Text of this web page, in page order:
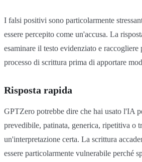
I falsi positivi sono particolarmente
essere percepito come un'accusa. La
esaminare il testo evidenziato e
processo di scrittura prima di apportare
Risposta rapida
GPTZero potrebbe dire che hai usato l'IA
prevedibile, patinata, generica, ripetitiva o
un'interpretazione certa. La scrittura
essere particolarmente vulnerabile perché